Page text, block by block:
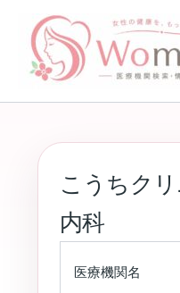
こうちク
内科
医療機関名